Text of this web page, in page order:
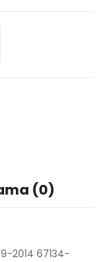
(0)
2014 67134-